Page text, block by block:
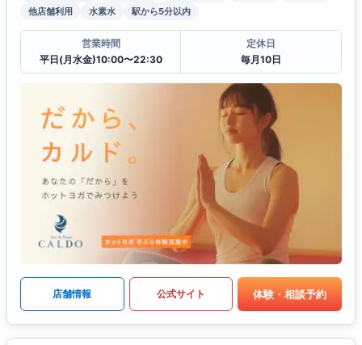
他店舗利用
水素水 駅から5分以内
営業時間
平日(月水金)10:00〜22:30
定休日
毎月10日
店舗情報 公式サイト 体験・相談予約